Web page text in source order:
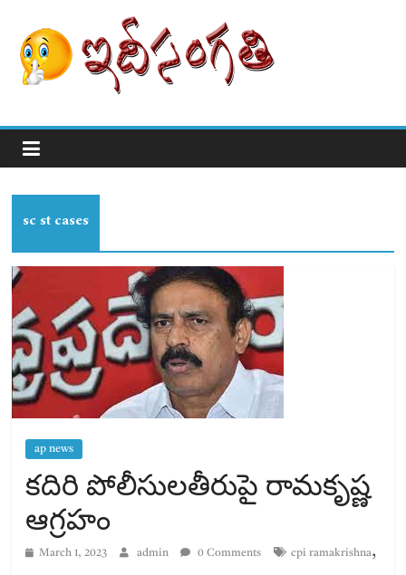
sc st cases
ap news
కదిరి పోలీసులతీరుపై రామకృష్ణ
ఆగ్రహం
March 1, 2023 admin 0 Comments cpi ramakrishna,